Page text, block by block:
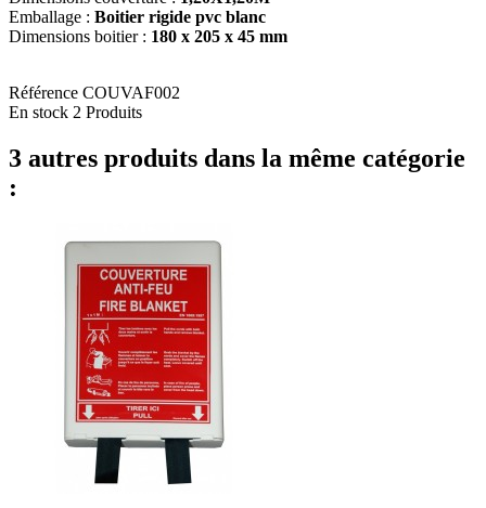
Emballage : Boitier rigide pvc blanc
Dimensions boitier : 180 x 205 x 45 mm
Référence COUVAF002
En stock 2 Produits
3 autres produits dans la même catégorie
: